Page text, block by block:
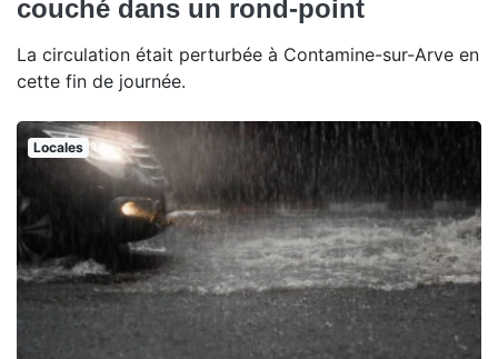
couché dans un rond-point
La circulation était perturbée à Contamine-sur-Arve en
cette fin de journée.
Locales